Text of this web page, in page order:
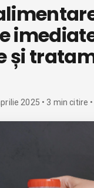
și
2025 • 3 min citire